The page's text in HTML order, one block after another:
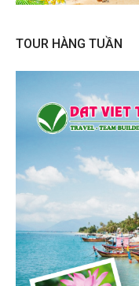
TOUR HÀNG TUẦN